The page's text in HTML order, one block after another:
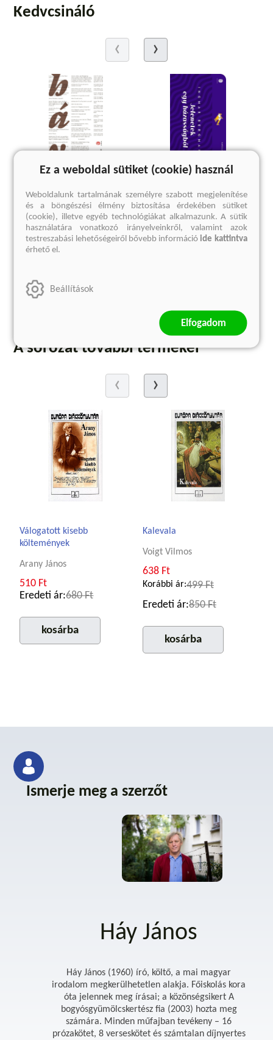
Kedvcsináló
Drámák
Háy János
Kötött ár:
3 599 Ft
kosárba
Jelenetek egy házasságból
Ingmar Bergman
1 499 Ft
A sorozat további termékei
Válogatott kisebb
költemények
Arany János
510 Ft
Eredeti ár:680 Ft
kosárba
Kalevala
Voigt Vilmos
638 Ft
Korábbi ár:499 Ft
Eredeti ár:850 Ft
kosárba
Ismerje meg a szerzőt
Háy János
Háy János (1960) író, költő, a mai magyar
irodalom megkerülhetetlen alakja. Főiskolás kora
óta jelennek meg írásai; a közönségsikert A
bogyósgyümölcskertész fia (2003) hozta meg
számára. Minden műfajban tevékeny – 16
prózakötet, 8 verseskötet és számtalan díjnyertes
Ez a weboldal sütiket (cookie) használ
Weboldalunk tartalmának személyre szabott megjelenítése
és a böngészési élmény biztosítása érdekében sütiket
(cookie), illetve egyéb technológiákat alkalmazunk. A sütik
használatára vonatkozó irányelveinkről, valamint azok
testreszabási lehetőségeiről bővebb információide kattintva
érhető el.
Beállítások
Elfogadom